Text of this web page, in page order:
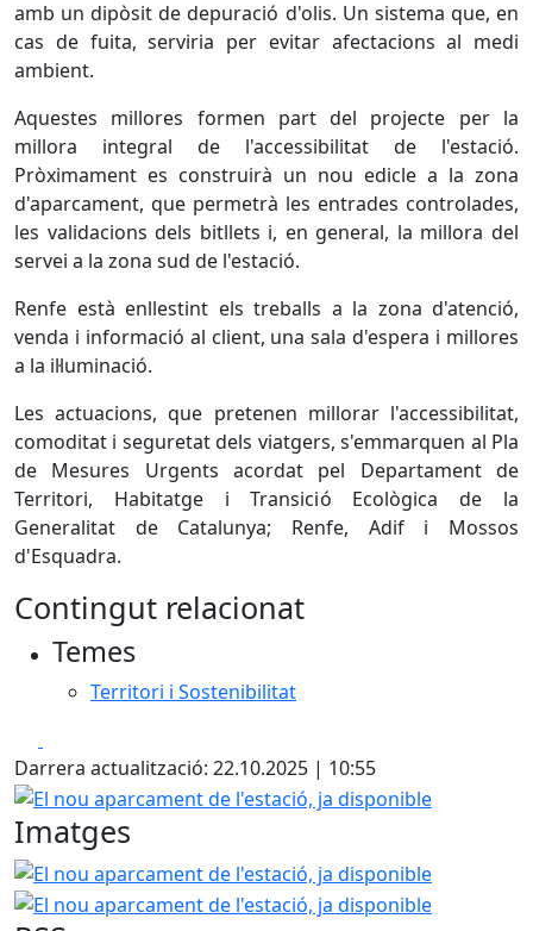
amb un dipòsit de depuració d'olis. Un sistema que, en
cas de fuita, serviria per evitar afectacions al medi
ambient.
Aquestes millores formen part del projecte per la
millora integral de l'accessibilitat de l'estació.
Pròximament es construirà un nou edicle a la zona
d'aparcament, que permetrà les entrades controlades,
les validacions dels bitllets i, en general, la millora del
servei a la zona sud de l'estació.
Renfe està enllestint els treballs a la zona d'atenció,
venda i informació al client, una sala d'espera i millores
a la il·luminació.
Les actuacions, que pretenen millorar l'accessibilitat,
comoditat i seguretat dels viatgers, s'emmarquen al Pla
de Mesures Urgents acordat pel Departament de
Territori, Habitatge i Transició Ecològica de la
Generalitat de Catalunya; Renfe, Adif i Mossos
d'Esquadra.
Contingut relacionat
Temes
Territori i Sostenibilitat
Darrera actualització: 22.10.2025 | 10:55
El nou aparcament de l'estació, ja disponible
Imatges
El nou aparcament de l'estació, ja disponible El nou